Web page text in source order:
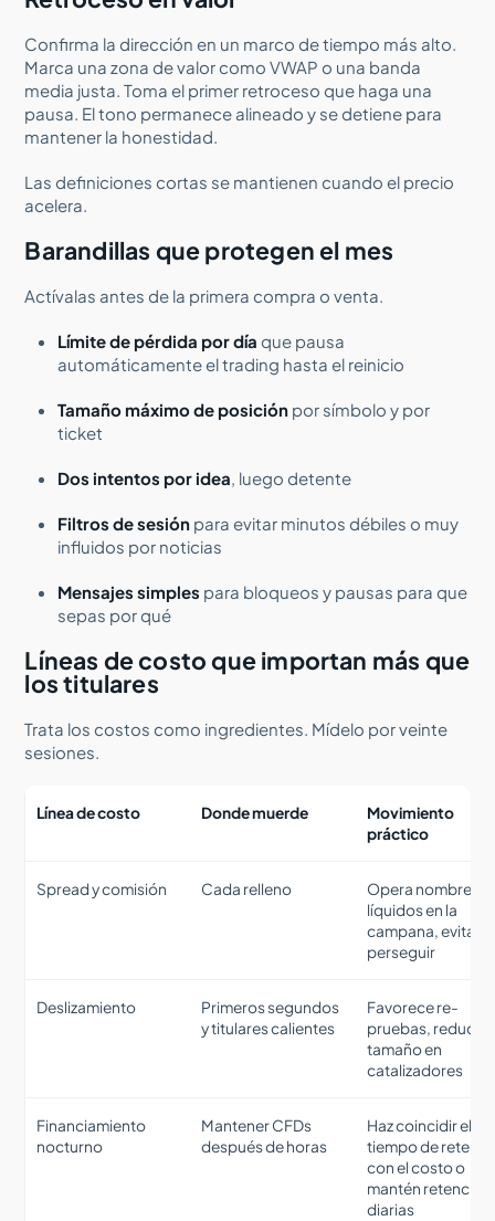
Confirma la dirección en un marco de tiempo más alto.
Marca una zona de valor como VWAP o una banda
media justa. Toma el primer retroceso que haga una
pausa. El tono permanece alineado y se detiene para
mantener la honestidad.
Las definiciones cortas se mantienen cuando el precio
acelera.
Barandillas que protegen el mes
Actívalas antes de la primera compra o venta.
Límite de pérdida por día que pausa
automáticamente el trading hasta el reinicio
Tamaño máximo de posición por símbolo y por
ticket
Dos intentos por idea, luego detente
Filtros de sesión para evitar minutos débiles o muy
influidos por noticias
Mensajes simples para bloqueos y pausas para que
sepas por qué
Líneas de costo que importan más que
los titulares
Trata los costos como ingredientes. Mídelo por veinte
sesiones.
Línea de costo Donde muerde
Movimiento
práctico
Spread y comisión Cada relleno
Opera nombres
líquidos en la
campana, evita
perseguir
Deslizamiento
Primeros segundos
y titulares calientes
Favorece re-
pruebas, reduce
tamaño en
catalizadores
Financiamiento
nocturno
Mantener CFDs
después de horas
Haz coincidir el
tiempo de
con el costo o
mantén
diarias